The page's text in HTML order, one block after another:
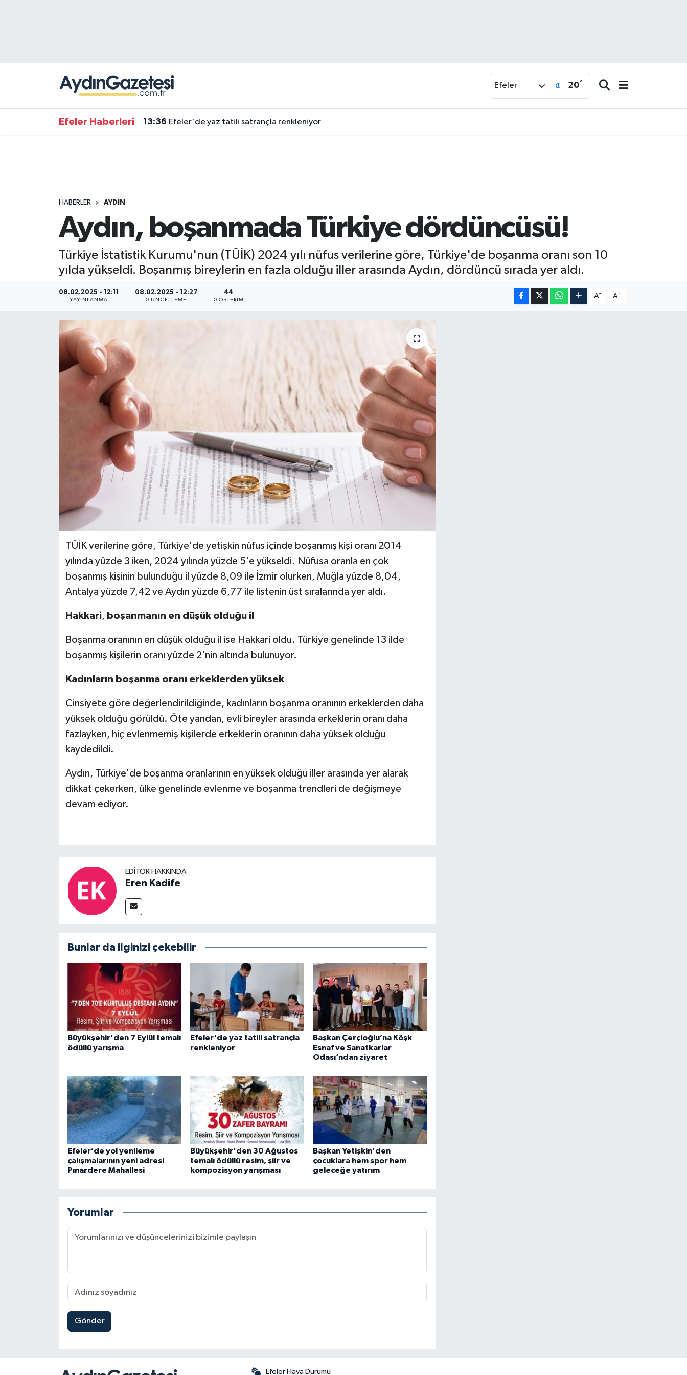
Efeler 20°
Efeler Haberleri 13:36 Efeler'de yaz tatili satrançla renkleniyor
HABERLER AYDIN
Aydın, boşanmada Türkiye dördüncüsü!
Türkiye İstatistik Kurumu'nun (TÜİK) 2024 yılı nüfus verilerine göre, Türkiye'de boşanma oranı son 10
yılda yükseldi. Boşanmış bireylerin en fazla olduğu iller arasında Aydın, dördüncü sırada yer aldı.
08.02.2025 - 12:11
YAYINLANMA
08.02.2025 - 12:27
GÜNCELLEME
44
GÖSTERIM
A- A+
TÜİK verilerine göre, Türkiye'de yetişkin nüfus içinde boşanmış kişi oranı 2014
yılında yüzde 3 iken, 2024 yılında yüzde 5'e yükseldi. Nüfusa oranla en çok
boşanmış kişinin bulunduğu il yüzde 8,09 ile İzmir olurken, Muğla yüzde 8,04,
Antalya yüzde 7,42 ve Aydın yüzde 6,77 ile listenin üst sıralarında yer aldı.
Hakkari, boşanmanın en düşük olduğu il
Boşanma oranının en düşük olduğu il ise Hakkari oldu. Türkiye genelinde 13 ilde
boşanmış kişilerin oranı yüzde 2'nin altında bulunuyor.
Kadınların boşanma oranı erkeklerden yüksek
Cinsiyete göre değerlendirildiğinde, kadınların boşanma oranının erkeklerden daha
yüksek olduğu görüldü. Öte yandan, evli bireyler arasında erkeklerin oranı daha
fazlayken, hiç evlenmemiş kişilerde erkeklerin oranının daha yüksek olduğu
kaydedildi.
Aydın, Türkiye'de boşanma oranlarının en yüksek olduğu iller arasında yer alarak
dikkat çekerken, ülke genelinde evlenme ve boşanma trendleri de değişmeye
devam ediyor.
EDITÖR HAKKINDA
Eren Kadife
Bunlar da ilginizi çekebilir
Büyükşehir'den 7 Eylül temalı
ödüllü yarışma
Efeler'de yaz tatili satrançla
renkleniyor
Başkan Çerçioğlu’na Köşk
Esnaf ve Sanatkarlar
Odası’ndan ziyaret
Efeler’de yol yenileme
çalışmalarının yeni adresi
Pınardere Mahallesi
Büyükşehir'den 30 Ağustos
temalı ödüllü resim, şiir ve
kompozisyon yarışması
Başkan Yetişkin'den
çocuklara hem spor hem
geleceğe yatırım
Yorumlar
Gönder
Efeler Hava Durumu
Süper Lig Puan Durumu ve Fikstür
Tüm Manşetler